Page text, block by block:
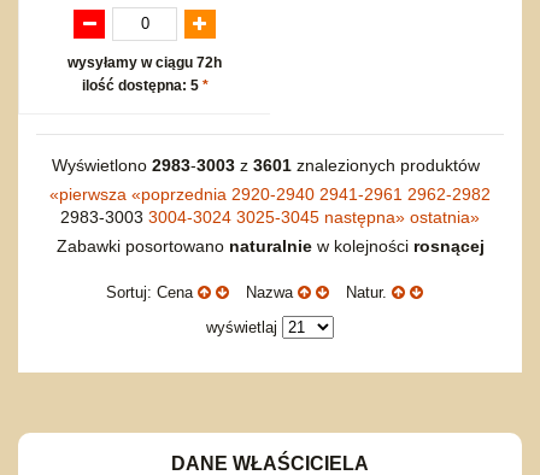
wysyłamy w ciągu 72h
ilość dostępna: 5 *
Wyświetlono 2983-3003z 3601znalezionych produktów
«pierwsza «poprzednia 2920-2940 2941-2961 2962-2982
2983-3003 3004-3024 3025-3045 następna» ostatnia»
Zabawki posortowano naturalniew kolejności rosnącej
Sortuj: Cena Nazwa
Natur.
wyświetlaj
DANE WŁAŚCICIELA